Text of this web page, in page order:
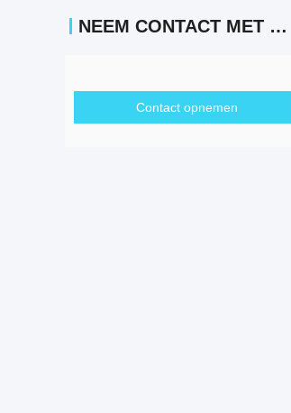
NEEM CONTACT MET ONS OP
Contact opnemen